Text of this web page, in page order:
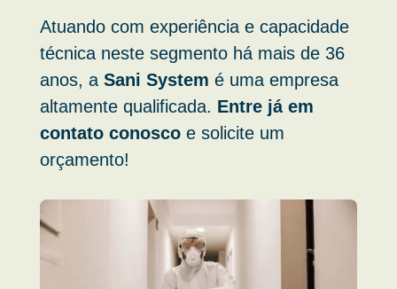
Atuando com experiência e capacidade
técnica neste segmento há mais de 36
anos, a Sani System é uma empresa
altamente qualificada. Entre já em
contato conoscoe solicite um
orçamento!